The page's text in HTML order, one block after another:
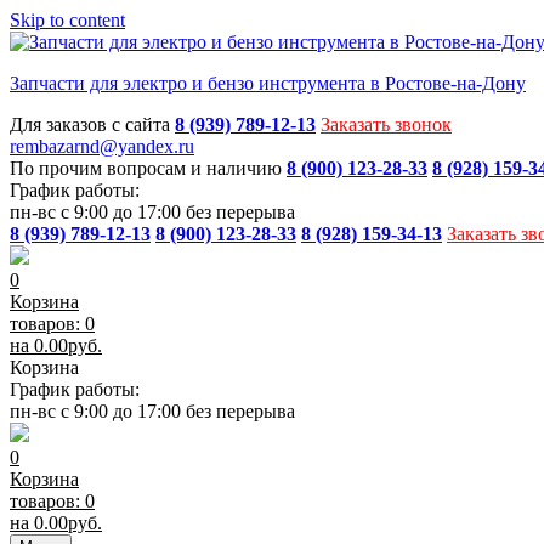
Skip to content
Запчасти для электро и бензо инструмента в Ростове-на-Дону
Для заказов с сайта 8 (939) 789-12-13 Заказать звонок
rembazarnd@yandex.ru
По прочим вопросам и наличию 8 (900) 123-28-33 8 (928) 159-
График работы:
пн-вс с 9:00 до 17:00 без перерыва
8 (939) 789-12-13 8 (900) 123-28-33 8 (928) 159-34-13 Заказать
0
Корзина
товаров: 0
на 0.00руб.
Корзина
График работы:
пн-вс с 9:00 до 17:00 без перерыва
0
Корзина
товаров: 0
на 0.00руб.